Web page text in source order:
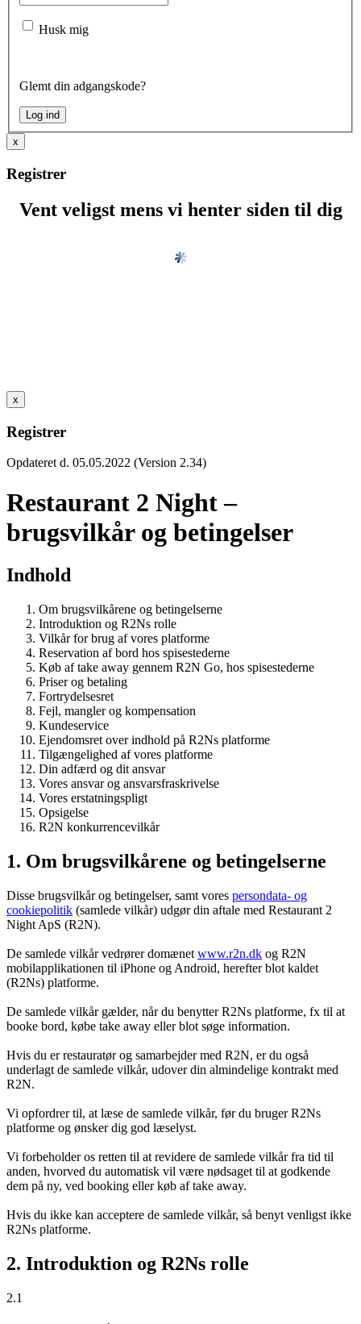
Husk mig
Glemt din adgangskode?
x
Registrer
Vent veligst mens vi henter siden til dig
x
Registrer
Opdateret d. 05.05.2022 (Version 2.34)
Restaurant 2 Night –
brugsvilkår og betingelser
Indhold
Om brugsvilkårene og betingelserne
Introduktion og R2Ns rolle
Vilkår for brug af vores platforme
Reservation af bord hos spisestederne
Køb af take away gennem R2N Go, hos spisestederne
Priser og betaling
Fortrydelsesret
Fejl, mangler og kompensation
Kundeservice
Ejendomsret over indhold på R2Ns platforme
Tilgængelighed af vores platforme
Din adfærd og dit ansvar
Vores ansvar og ansvarsfraskrivelse
Vores erstatningspligt
Opsigelse
R2N konkurrencevilkår
1. Om brugsvilkårene og betingelserne
Disse brugsvilkår og betingelser, samt vores persondata- og
cookiepolitik (samlede vilkår) udgør din aftale med Restaurant 2
Night ApS (R2N).
De samlede vilkår vedrører domænet www.r2n.dk og R2N
mobilapplikationen til iPhone og Android, herefter blot kaldet
(R2Ns) platforme.
De samlede vilkår gælder, når du benytter R2Ns platforme, fx til at
booke bord, købe take away eller blot søge information.
Hvis du er restauratør og samarbejder med R2N, er du også
underlagt de samlede vilkår, udover din almindelige kontrakt med
R2N.
Vi opfordrer til, at læse de samlede vilkår, før du bruger R2Ns
platforme og ønsker dig god læselyst.
Vi forbeholder os retten til at revidere de samlede vilkår fra tid til
anden, hvorved du automatisk vil være nødsaget til at godkende
dem på ny, ved booking eller køb af take away.
Hvis du ikke kan acceptere de samlede vilkår, så benyt venligst ikke
R2Ns platforme.
2. Introduktion og R2Ns rolle
2.1